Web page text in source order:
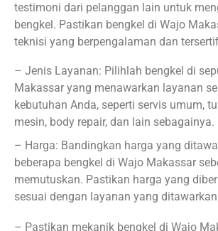
testimoni dari pelanggan lain untuk
bengkel. Pastikan bengkel di Wajo
teknisi yang berpengalaman dan
– Jenis Layanan: Pilihlah bengkel di
Makassar yang menawarkan layanan
kebutuhan Anda, seperti servis umum,
mesin, body repair, dan lain sebagainya.
– Harga: Bandingkan harga yang
beberapa bengkel di Wajo Makassar
memutuskan. Pastikan harga yang
sesuai dengan layanan yang
– Pastikan mekanik bengkel di Wajo